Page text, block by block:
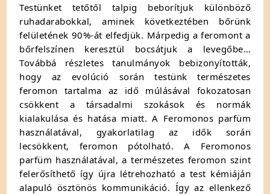
Testünket tetőtől talpig beborítjuk különböző
ruhadarabokkal, aminek következtében bőrünk
felületének 90%-át elfedjük. Márpedig a feromont a
bőrfelszínen keresztül bocsátjuk a levegőbe…
Továbbá részletes tanulmányok bebizonyították,
hogy az evolúció során testünk természetes
feromon tartalma az idő múlásával fokozatosan
csökkent a társadalmi szokások és normák
kialakulása és hatása miatt. A Feromonos parfüm
használatával, gyakorlatilag az idők során
lecsökkent, feromon pótolható. A Feromonos
parfüm használatával, a természetes feromon szint
felerősíthető így újra létrehozható a test kémiáján
alapuló ösztönös kommunikáció. Így az ellenkező